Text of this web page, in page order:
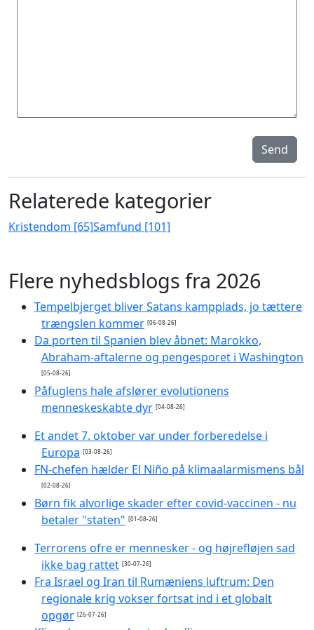
Send
Relaterede kategorier
Kristendom [65]Samfund [101]
Flere nyhedsblogs fra 2026
Tempelbjerget bliver Satans kampplads, jo tættere
trængslen kommer [06-08-26]
Da porten til Spanien blev åbnet: Marokko,
Abraham-aftalerne og pengesporet i Washington
[05-08-26]
Påfuglens hale afslører evolutionens
menneskeskabte dyr [04-08-26]
Et andet 7. oktober var under forberedelse i
Europa [03-08-26]
FN-chefen hælder El Niño på klimaalarmismens bål
[02-08-26]
Børn fik alvorlige skader efter covid-vaccinen - nu
betaler "staten" [01-08-26]
Terrorens ofre er mennesker - og højrefløjen sad
ikke bag rattet [30-07-26]
Fra Israel og Iran til Rumæniens luftrum: Den
regionale krig vokser fortsat ind i et globalt
opgør [26-07-26]